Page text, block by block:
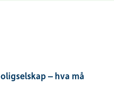
– hva må